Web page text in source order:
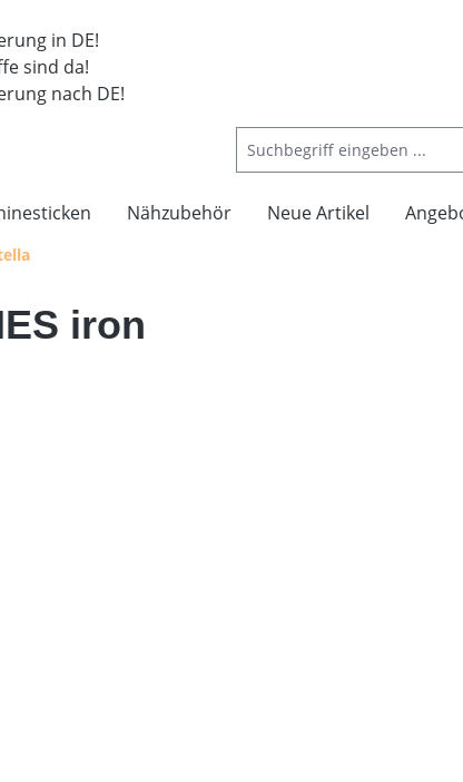
in DE!
sind da!
nach DE!
Nähzubehör Neue Artikel
iron